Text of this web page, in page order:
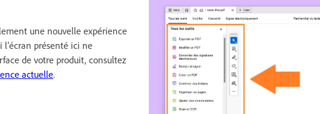
une nouvelle expérience
présenté ici ne
de votre produit, consultez
actuelle.